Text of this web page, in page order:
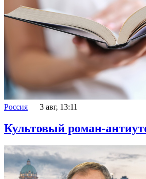
Россия 3 авг, 13:11
Культовый роман-